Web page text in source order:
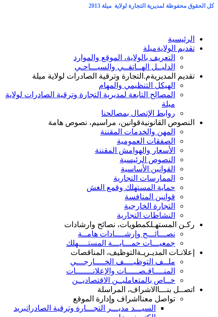
كل الحقوق محفوظة لمديرية التجارة لولاية ميلة 2013
الرئيسية
تقديم الولايةميلة
التعريف بالولاية، الموقع والموارد
الدليــل الهــاتفــي والسيـــاحـي
تقديم المديريةم.التجارة وترقية الصادرات لولاية ميلة
الهيكل التنظيمي والمهام
المصالح التابعة لمديرية التجارة وترقية الصادرات لولاية
ميلة
روابط الإتصال بمصالحنا
النصوص القانونيةقوانين، مراسيم، نصوص هامة
المهن والخدمات المقننة
الصفقات العمومية
الأسعار والهوامش المقننة
النصوص الرئيسية
القوانين الأساسية
الممارسات التجارية
حماية المستهلك وقمع الغش
قوانين المنافسة
التجارة الخارجية
النشاطات التجارية
ركـن المستهـلكمطويات، نصائح وارشادات
نصـــائـــح وإرشــــادات هامــة
جمعيـــات حمـــايـــة المستــــهلك
إعلانـات المديـريـة التوظيف، المناقصات
ملــف التوظيــــف الخــــارجـــي
المنــــاقـصـــــات والإعلانـــــــات
خــاص بالمتعامليــن الاقتصاديــن
اتصــل بنـــا الاشراف، المراسلة
تواصل معنا اشراف وإدارة الموقع
السيـــد مديـــر التجـــارة وترقية الصادراتبريد